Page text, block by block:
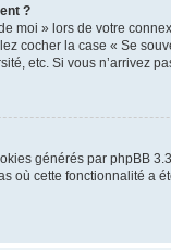
?
moi » lors de votre
cocher la case « Se
etc. Si vous n’arrivez
générés par phpBB
où cette fonctionnalité a